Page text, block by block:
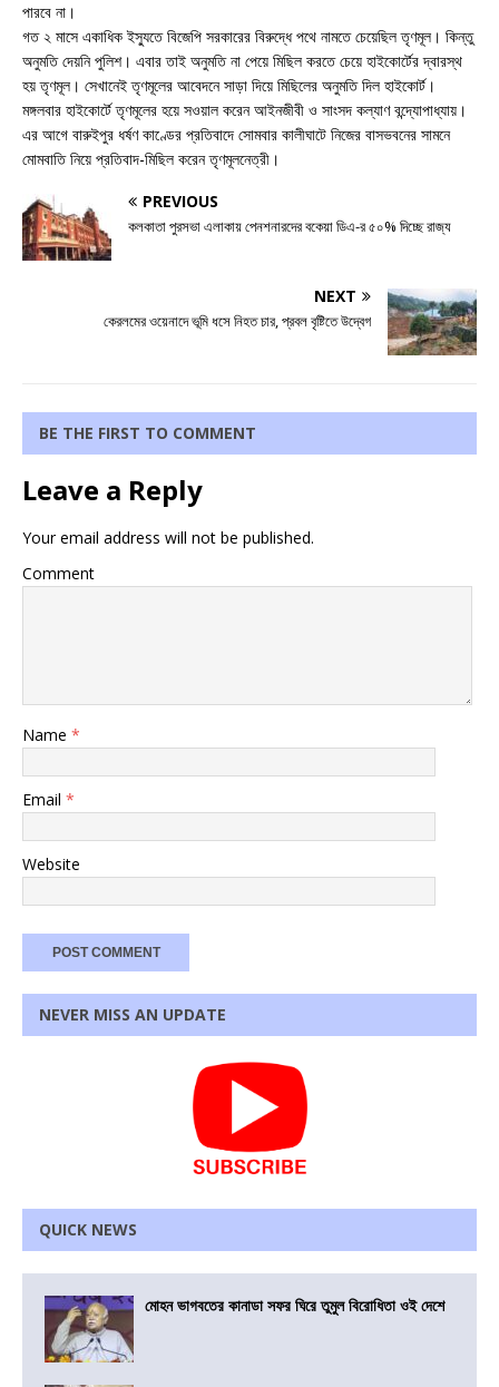
পারবে না।
গত ২ মাসে একাধিক ইস্যুতে বিজেপি সরকারের বিরুদ্ধে পথে নামতে চেয়েছিল তৃণমূল। কিন্তু
অনুমতি দেয়নি পুলিশ। এবার তাই অনুমতি না পেয়ে মিছিল করতে চেয়ে হাইকোর্টের দ্বারস্থ
হয় তৃণমূল। সেখানেই তৃণমূলের আবেদনে সাড়া দিয়ে মিছিলের অনুমতি দিল হাইকোর্ট।
মঙ্গলবার হাইকোর্টে তৃণমূলের হয়ে সওয়াল করেন আইনজীবী ও সাংসদ কল্যাণ বন্দ্যোপাধ্যায়।
এর আগে বারুইপুর ধর্ষণ কাণ্ডের প্রতিবাদে সোমবার কালীঘাটে নিজের বাসভবনের সামনে
মোমবাতি নিয়ে প্রতিবাদ-মিছিল করেন তৃণমূলনেত্রী।
PREVIOUS
কলকাতা পুরসভা এলাকায় পেনশনারদের বকেয়া ডিএ-র ৫০% দিচ্ছে রাজ্য
NEXT
কেরলমের ওয়েনাদে ভূমি ধসে নিহত চার, প্রবল বৃষ্টিতে উদ্বেগ
BE THE FIRST TO COMMENT
Leave a Reply
Your email address will not be published.
Comment
Name *
Email *
Website
NEVER MISS AN UPDATE
QUICK NEWS
মোহন ভাগবতের কানাডা সফর ঘিরে তুমুল বিরোধিতা ওই দেশে